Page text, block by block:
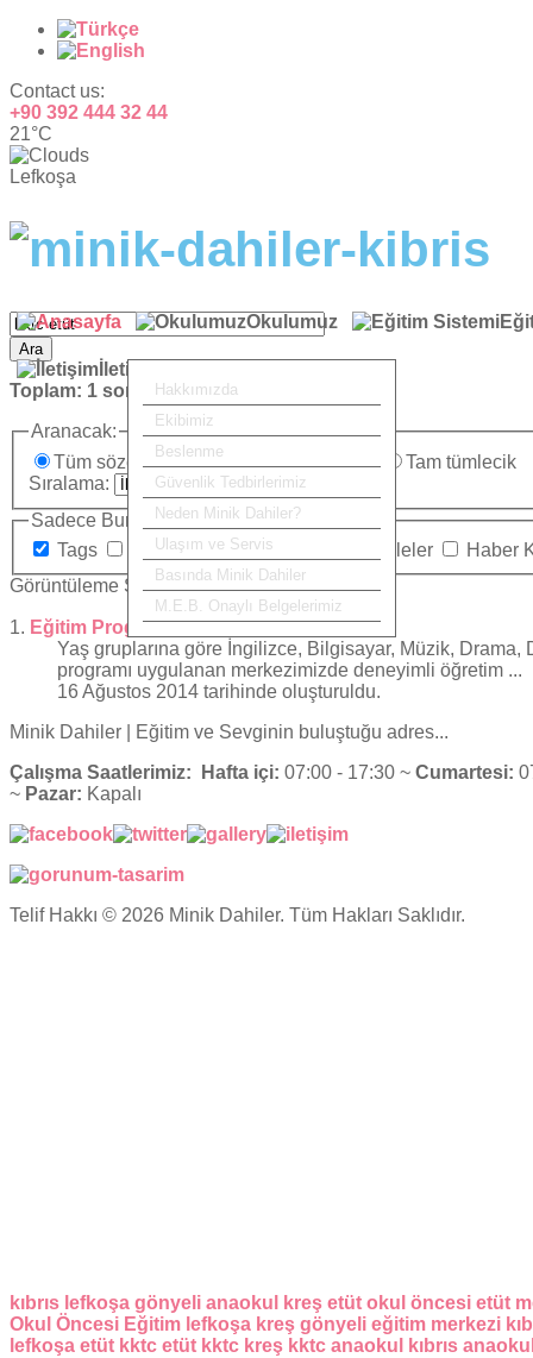
Contact us:
+90 392 444 32 44
21°C
Lefkoşa
Okulumuz
Hakkımızda
Ekibimiz
Beslenme
Güvenlik Tedbirlerimiz
Neden Minik Dahiler?
Ulaşım ve Servis
Basında Minik Dahiler
M.E.B. Onaylı Belgelerimiz
İletişim
Ara
Toplam: 1 sonuç bulundu.
Aranacak:
Tüm sözcükler
Herhangi bir sözcük
Tam tümlecik
Sıralama:
Sadece Burada Ara:
Tags
Kategoriler İletişim Makaleler
Haber
Görüntüleme Sayısı
1. Eğitim Programı
Yaş gruplarına göre İngilizce, Bilgisayar, Müzik,
programı uygulanan merkezimizde deneyimli öğretim ...
16 Ağustos 2014 tarihinde oluşturuldu.
Minik Dahiler | Eğitim ve Sevginin buluştuğu adres...
Çalışma Saatlerimiz:
Hafta içi: 07:00 - 17:30 ~ Cumartesi:
~ Pazar: Kapalı
Telif Hakkı © 2026 Minik Dahiler. Tüm Hakları Saklıdır.
kıbrıs lefkoşa gönyeli anaokul kreş etüt okul öncesi etüt
Okul Öncesi Eğitim lefkoşa kreş gönyeli eğitim merkezi
lefkoşa etüt kktc etüt kktc kreş kktc anaokul kıbrıs